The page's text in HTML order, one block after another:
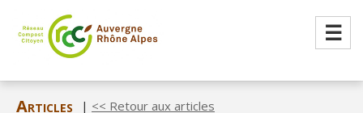
☰
Articles | << Retour aux articles